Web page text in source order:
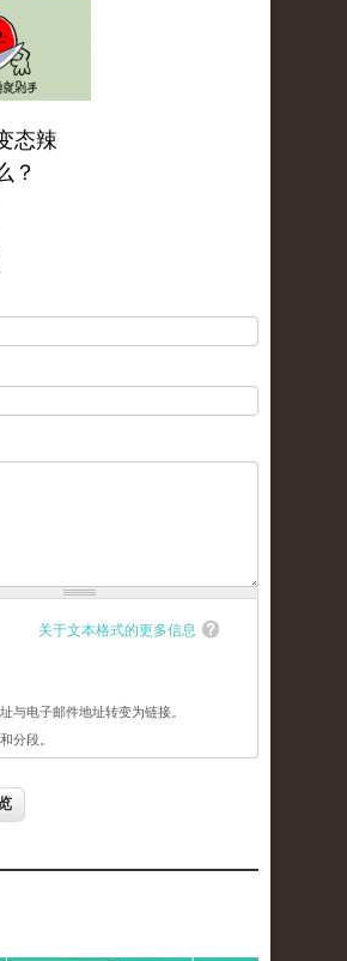
态辣
？
关于文本格式的更多信息
与电子邮件地址转变为链接。
分段。